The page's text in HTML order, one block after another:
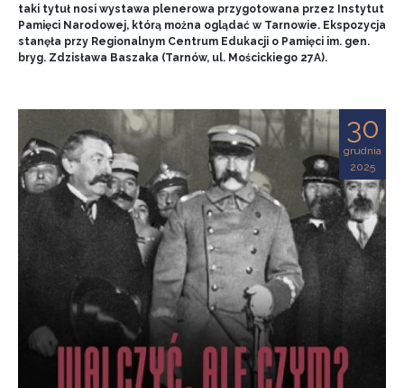
taki tytuł nosi wystawa plenerowa przygotowana przez Instytut
Pamięci Narodowej, którą można oglądać w Tarnowie. Ekspozycja
stanęła przy Regionalnym Centrum Edukacji o Pamięci im. gen.
bryg. Zdzisława Baszaka (Tarnów, ul. Mościckiego 27A).
30
grudnia
2025